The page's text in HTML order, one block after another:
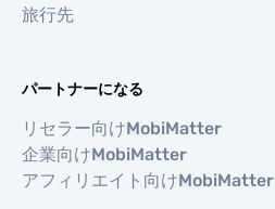
旅行先
パートナーになる
リセラー向けMobiMatter
企業向けMobiMatter
アフィリエイト向けMobiMatter